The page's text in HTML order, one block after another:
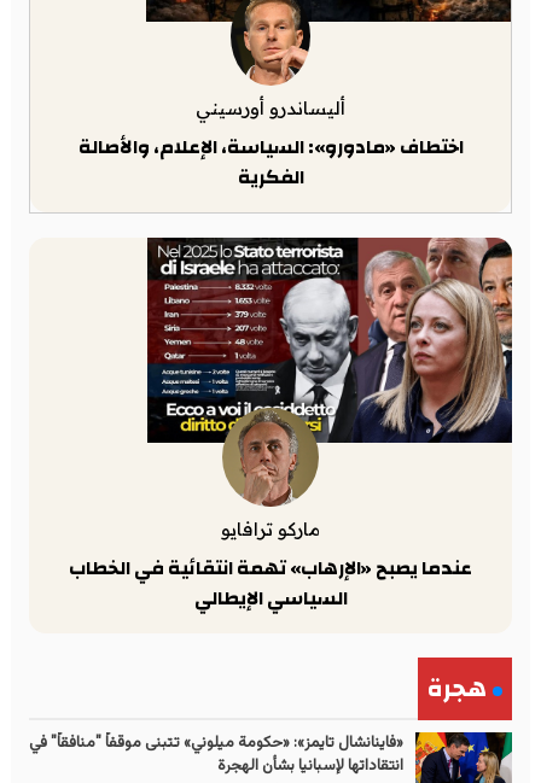
أليساندرو أورسيني
اختطاف «مادورو»: السياسة، الإعلام، والأصالة
الفكرية
ماركو ترافايو
عندما يصبح «الإرهاب» تهمة انتقائية في الخطاب
السياسي الإيطالي
هجرة
«فاينانشال تايمز»: «حكومة ميلوني» تتبنى موقفاً "منافقاً" في
انتقاداتها لإسبانيا بشأن الهجرة